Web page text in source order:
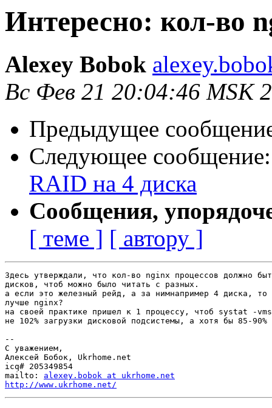
Интересно: кол-во
Alexey Bobok
Вс Фев 21 20:04:46 MSK
Предыдущее
Следующее
RAID на 4 диска
Сообщения,
[ теме ] [ автору ]
Здесь утверждали, что кол-во nginx процессов должно
дисков, чтоб можно было читать с разных.
а если это железный рейд, а за нимнапример 4 диска, то
лучше nginx?
на своей практике пришел к 1 процессу, чтоб systat -
не 102% загрузки дисковой подсистемы, а хотя бы 85-
--
С уважением,
Алексей Бобок, Ukrhome.net
icq# 205349854
mailto: alexey.bobok at ukrhome.net
http://www.ukrhome.net/